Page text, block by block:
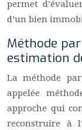
permet
d’un bien
Méthode
estimation
La méthode
appelée
approche qui
reconstruire à